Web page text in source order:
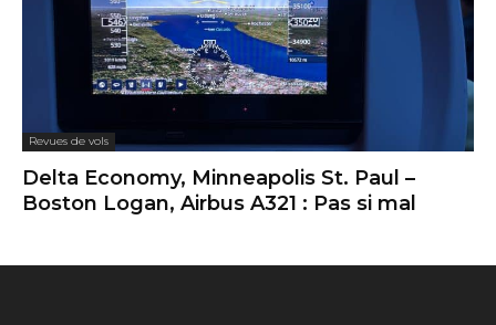
Revues de vols
Delta Economy, Minneapolis St. Paul –
Boston Logan, Airbus A321 : Pas si mal